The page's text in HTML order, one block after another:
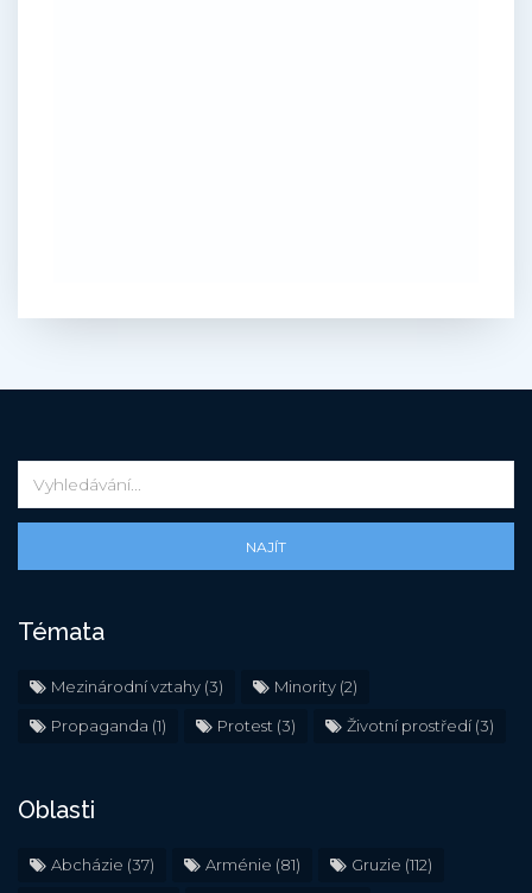
NAJÍT
Témata
Mezinárodní vztahy (3) Minority (2)
Propaganda (1) Protest (3) Životní prostředí(3)
Oblasti
Abcházie (37) Arménie (81) Gruzie (112)